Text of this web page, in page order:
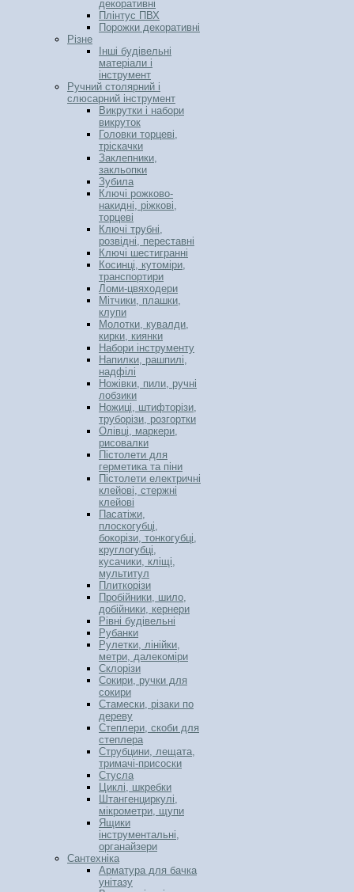
декоративні
Плінтус ПВХ
Порожки декоративні
Різне
Інші будівельні
матеріали і
інструмент
Ручний столярний і
слюсарний інструмент
Викрутки і набори
викруток
Головки торцеві,
тріскачки
Заклепники,
закльопки
Зубила
Ключі рожково-
накидні, ріжкові,
торцеві
Ключі трубні,
розвідні, переставні
Ключі шестигранні
Косинці, кутоміри,
транспортири
Ломи-цвяходери
Мітчики, плашки,
клупи
Молотки, кувалди,
кирки, киянки
Набори інструменту
Напилки, рашпилі,
надфілі
Ножівки, пили, ручні
лобзики
Ножиці, штифторізи,
труборізи, розгортки
Олівці, маркери,
рисовалки
Пістолети для
герметика та піни
Пістолети електричні
клейові, стержні
клейові
Пасатіжи,
плоскогубці,
бокорізи, тонкогубці,
круглогубці,
кусачики, кліщі,
мультитул
Плиткорізи
Пробійники, шило,
добійники, кернери
Рівні будівельні
Рубанки
Рулетки, лінійки,
метри, далекоміри
Склорізи
Сокири, ручки для
сокири
Стамески, різаки по
дереву
Степлери, скоби для
степлера
Струбцини, лещата,
тримачі-присоски
Стусла
Циклі, шкребки
Штангенциркулі,
мікрометри, щупи
Ящики
інструментальні,
органайзери
Сантехніка
Арматура для бачка
унітазу